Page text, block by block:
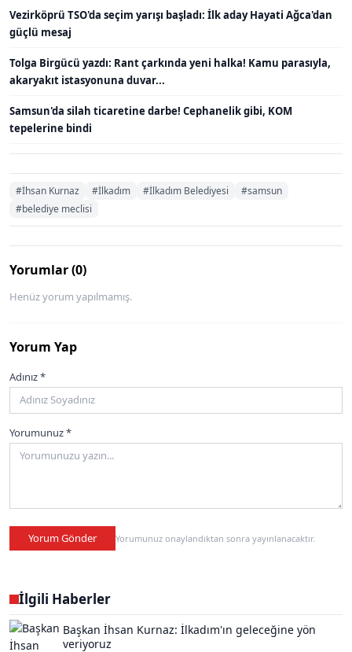
Vezirköprü TSO'da seçim yarışı başladı: İlk aday Hayati Ağca'dan
güçlü mesaj
Tolga Birgücü yazdı: Rant çarkında yeni halka! Kamu parasıyla,
akaryakıt istasyonuna duvar...
Samsun'da silah ticaretine darbe! Cephanelik gibi, KOM
tepelerine bindi
#İhsan Kurnaz #İlkadım #İlkadım Belediyesi
#samsun
#belediye meclisi
Yorumlar (0)
Henüz yorum yapılmamış.
Yorum Yap
Adınız *
Yorumunuz *
Yorum Gönder Yorumunuz onaylandıktan sonra yayınlanacaktır.
İlgili Haberler
Başkan İhsan Kurnaz: İlkadım'ın geleceğine yön
veriyoruz